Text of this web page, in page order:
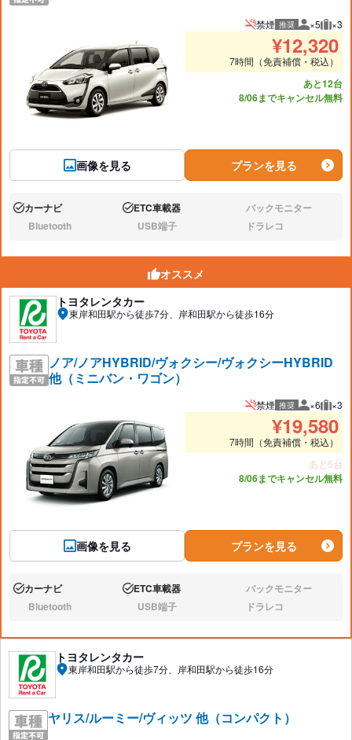
画像を見る
禁煙 推奨 推奨人数
×5 推奨
×3
¥12,320
7時間（免責補償・税込）
あと12台
8/06までキャンセル無料
プランを見る
あり:カーナビ あり:ETC車載器 なし:バックモニター
なし:Bluetooth なし:USB端子 なし:ドラレコ
オススメ
トヨタレンタカー
東岸和田駅から徒歩7分、岸和田駅から徒歩16分
ノア/ノアHYBRID/ヴォクシー/ヴォクシーHYBRID
他（ミニバン・ワゴン）
画像を見る
禁煙 推奨 推奨人数
×6 推奨
×3
¥19,580
7時間（免責補償・税込）
あと5台
8/06までキャンセル無料
プランを見る
あり:カーナビ あり:ETC車載器 なし:バックモニター
なし:Bluetooth なし:USB端子 なし:ドラレコ
トヨタレンタカー
東岸和田駅から徒歩7分、岸和田駅から徒歩16分
ヤリス/ルーミー/ヴィッツ 他（コンパクト）